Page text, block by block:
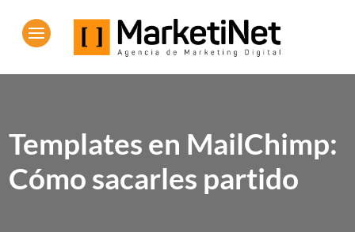
Templates en MailChimp:
Cómo sacarles partido